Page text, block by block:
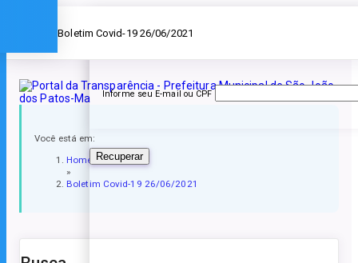
» Boletim Covid-19 26/06/2021
Você está em:
Home
»
Boletim Covid-19 26/06/2021
Informe seu E-mail ou CPF
Recuperar